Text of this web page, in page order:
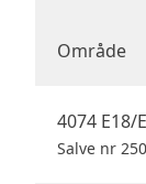
Område
4074 E18/
Salve nr